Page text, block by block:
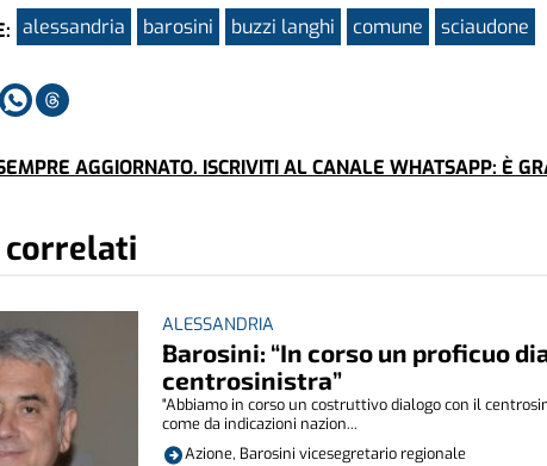
alessandria barosini buzzi langhi comune sciaudone
AGGIORNATO. ISCRIVITI AL CANALE WHATSAPP: È
ALESSANDRIA
Barosini: “In corso un proficuo
centrosinistra”
"Abbiamo in corso un costruttivo dialogo con il
come da indicazioni nazion...
Azione, Barosini vicesegretario regionale